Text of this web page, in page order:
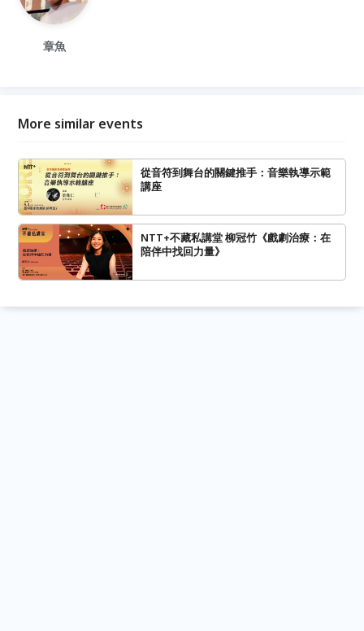
章魚
More similar events
從音符到舞台的關鍵推手：音樂執導示範
講座
NTT+不藏私講堂 柳冠竹《戲劇治療：在
陪伴中找回力量》